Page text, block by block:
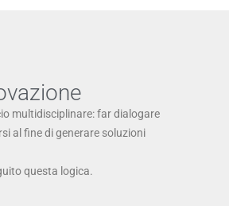
multidisciplinare: far dialogare
al fine di generare soluzioni
questa logica.